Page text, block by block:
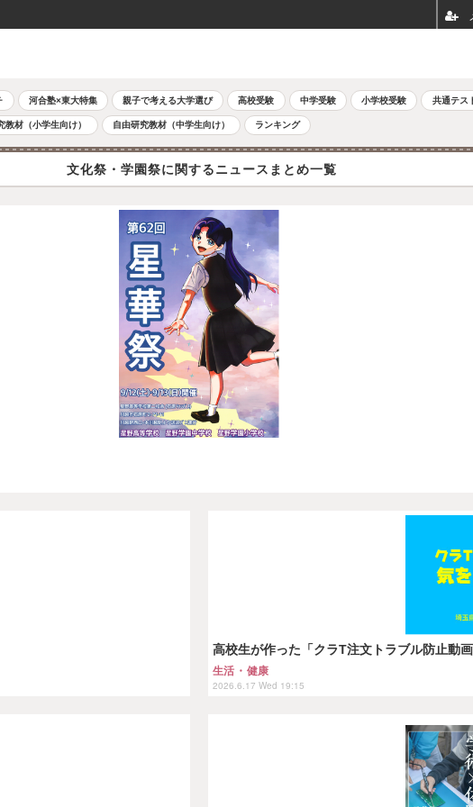
河合塾×東大特集 親子で考える大学選び 高校受験 中学受験 小学校受験 共通テス
教材（小学生向け） 自由研究教材（中学生向け） ランキング
文化祭・学園祭に関するニュースまとめ一覧
高校生が作った「クラT注文トラブル防止動
生活・健康
2026.6.17 Wed 19:15